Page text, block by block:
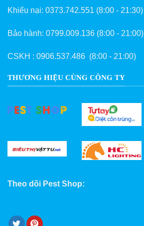
Khiếu nại: 0373.742.551 (8:00 - 21:30)
Bảo hành: 0799.009.136 (8:00 - 21:00)
CSKH : 0906.537.486 (8:00 - 21:00)
THƯƠNG HIỆU CÙNG CÔNG TY
Theo dõi Pest Shop: